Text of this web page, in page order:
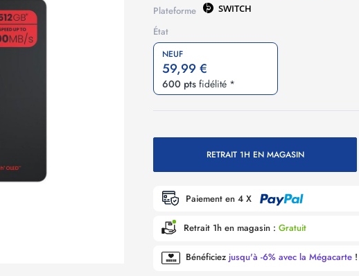
Plateforme SWITCH
État
NEUF
59,99 €
600 pts fidélité *
RETRAIT 1H EN MAGASIN
Paiement en 4 X
Retrait 1h en magasin : Gratuit
Bénéficiez jusqu'à -6% avec la Mégacarte !